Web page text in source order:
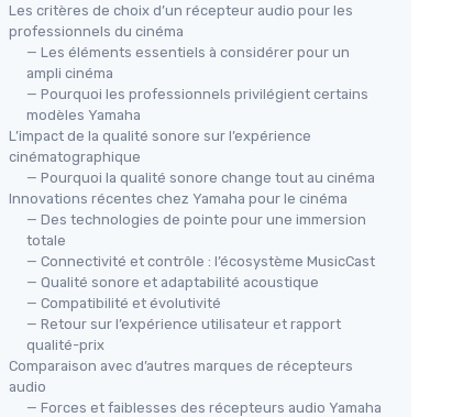
Les critères de choix d’un récepteur audio pour les
professionnels du cinéma
— Les éléments essentiels à considérer pour un
ampli cinéma
— Pourquoi les professionnels privilégient certains
modèles Yamaha
L’impact de la qualité sonore sur l’expérience
cinématographique
— Pourquoi la qualité sonore change tout au cinéma
Innovations récentes chez Yamaha pour le cinéma
— Des technologies de pointe pour une immersion
totale
— Connectivité et contrôle : l’écosystème MusicCast
— Qualité sonore et adaptabilité acoustique
— Compatibilité et évolutivité
— Retour sur l’expérience utilisateur et rapport
qualité-prix
Comparaison avec d’autres marques de récepteurs
audio
— Forces et faiblesses des récepteurs audio Yamaha